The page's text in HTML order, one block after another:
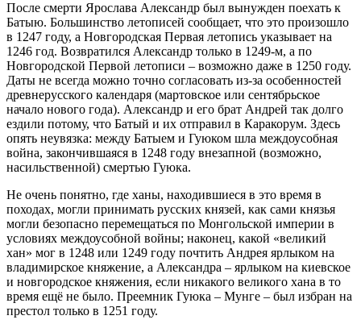
После смерти Ярослава Александр был вынужден поехать к
Батыю. Большинство летописей сообщает, что это произошло
в 1247 году, а Новгородская Первая летопись указывает на
1246 год. Возвратился Александр только в 1249-м, а по
Новгородской Первой летописи – возможно даже в 1250 году.
Даты не всегда можно точно согласовать из-за особенностей
древнерусского календаря (мартовское или сентябрьское
начало нового года). Александр и его брат Андрей так долго
ездили потому, что Батый и их отправил в Каракорум. Здесь
опять неувязка: между Батыем и Гуюком шла междоусобная
война, закончившаяся в 1248 году внезапной (возможно,
насильственной) смертью Гуюка.
Не очень понятно, где ханы, находившиеся в это время в
походах, могли принимать русских князей, как сами князья
могли безопасно перемещаться по Монгольской империи в
условиях междоусобной войны; наконец, какой «великий
хан» мог в 1248 или 1249 году почтить Андрея ярлыком на
владимирское княжение, а Александра – ярлыком на киевское
и новгородское княжения, если никакого великого хана в то
время ещё не было. Преемник Гуюка – Мунге – был избран на
престол только в 1251 году.